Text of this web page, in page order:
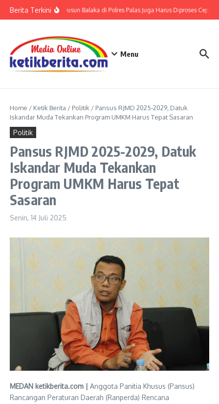
Berita Terkini
Tiga Laporan Warga Dusun Balaka di Polres Palas Juga Harus Diproses Cepat
Menu
Home / Ketik Berita / Politik / Pansus RJMD 2025-2029, Datuk
Iskandar Muda Tekankan Program UMKM Harus Tepat Sasaran
Politik
Pansus RJMD 2025-2029, Datuk
Iskandar Muda Tekankan
Program UMKM Harus Tepat
Sasaran
Senin, 14 Juli 2025
MEDAN ketikberita.com | Anggota Panitia Khusus (Pansus)
Rancangan Peraturan Daerah (Ranperda) Rencana